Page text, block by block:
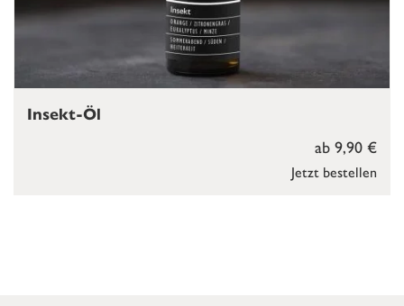
Jetzt bestellen
ab 9,90 €
Insekt-Öl